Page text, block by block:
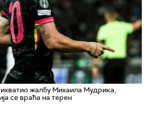
жалбу Михаила Мудрика,
се враћа на терен